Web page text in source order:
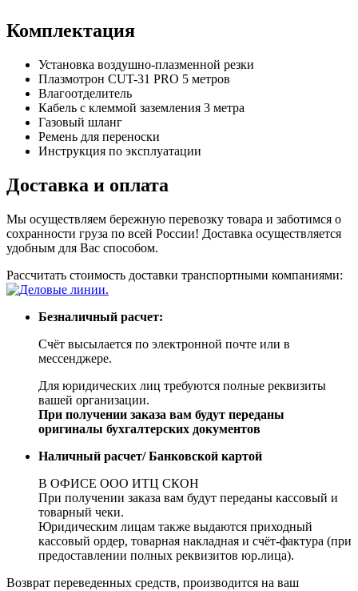
Комплектация
Установка воздушно-плазменной резки
Плазмотрон CUT-31 PRO 5 метров
Влагоотделитель
Кабель с клеммой заземления 3 метра
Газовый шланг
Ремень для переноски
Инструкция по эксплуатации
Доставка и оплата
Мы осуществляем бережную перевозку товара и заботимся о
сохранности груза по всей России! Доставка осуществляется
удобным для Вас способом.
Рассчитать стоимость доставки транспортными компаниями:
Безналичный расчет:
Счёт высылается по электронной почте или в
мессенджере.
Для юридических лиц требуются полные реквизиты
вашей организации.
При получении заказа вам будут переданы
оригиналы бухгалтерских документов
Наличный расчет/ Банковской картой
В ОФИСЕ ООО ИТЦ СКОН
При получении заказа вам будут переданы кассовый и
товарный чеки.
Юридическим лицам также выдаются приходный
кассовый ордер, товарная накладная и счёт-фактура (при
предоставлении полных реквизитов юр.лица).
Возврат переведенных средств, производится на ваш